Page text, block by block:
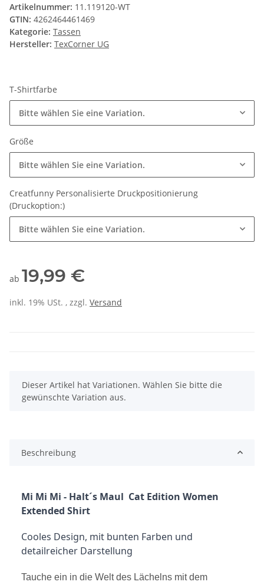
Artikelnummer: 11.119120-WT
GTIN: 4262464461469
Kategorie: Tassen
Hersteller: TexCorner UG
T-Shirtfarbe
Bitte wählen Sie eine Variation.
Größe
Bitte wählen Sie eine Variation.
Creatfunny Personalisierte Druckpositionierung
(Druckoption:)
Bitte wählen Sie eine Variation.
ab 19,99 €
inkl. 19% USt. , zzgl. Versand
x
Dieser Artikel hat Variationen. Wählen Sie bitte die
gewünschte Variation aus.
Beschreibung
Mi Mi Mi - Halt´s Maul  Cat Edition Women
Extended Shirt
Cooles Design, mit bunten Farben und
detailreicher Darstellung
Tauche ein in die Welt des Lächelns mit dem